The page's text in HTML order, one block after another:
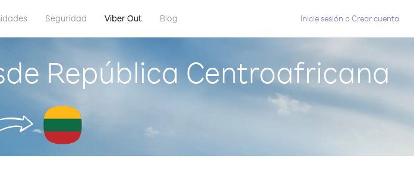
Seguridad Viber Out Blog Inicie sesión oCrear cuenta
República Centroafricana